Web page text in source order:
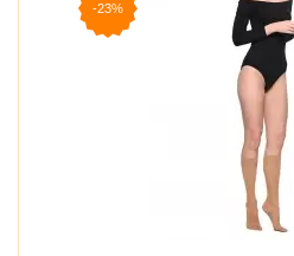
-23%